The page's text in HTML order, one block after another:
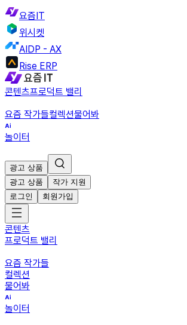
요즘IT
위시켓
AIDP - AX
Rise ERP
콘텐츠프로덕트 밸리
요즘 작가들컬렉션물어봐
놀이터
광고 상품
광고 상품
작가 지원
로그인
회원가입
콘텐츠
프로덕트 밸리
요즘 작가들
컬렉션
물어봐
놀이터